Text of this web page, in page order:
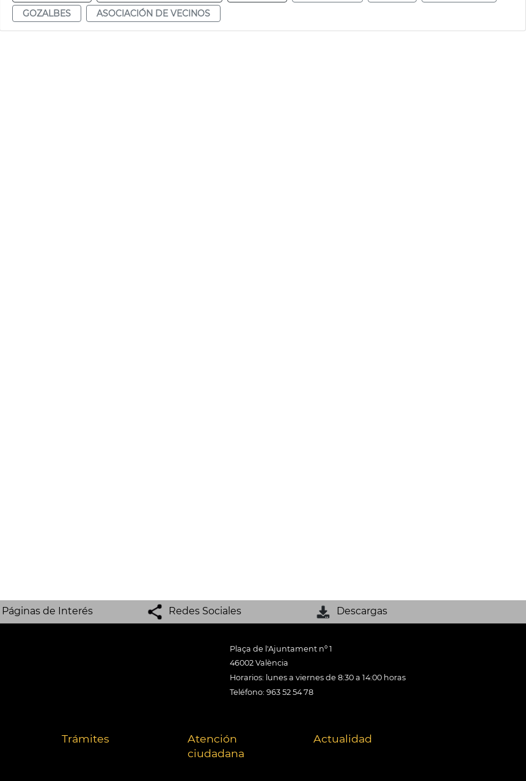
GOZALBES
ASOCIACIÓN DE VECINOS
Páginas de Interés Redes Sociales Descargas
Plaça de l'Ajuntament nº 1
46002 València
Horarios: lunes a viernes de 8:30 a 14:00 horas
Teléfono: 963 52 54 78
Trámites
Atención
ciudadana
Actualidad